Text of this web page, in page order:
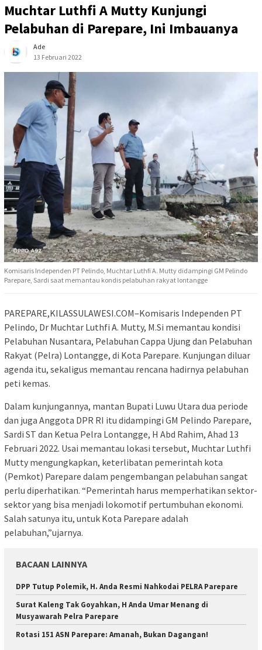
Muchtar Luthfi A Mutty Kunjungi
Pelabuhan di Parepare, Ini Imbauanya
Ade
13 Februari 2022
Komisaris Independen PT Pelindo, Muchtar Luthfi A. Mutty didampingi GM Pelindo
Parepare, Sardi saat memantau kondis pelabuhan rakyat lontangge
PAREPARE,KILASSULAWESI.COM–Komisaris Independen PT
Pelindo, Dr Muchtar Luthfi A. Mutty, M.Si memantau kondisi
Pelabuhan Nusantara, Pelabuhan Cappa Ujung dan Pelabuhan
Rakyat (Pelra) Lontangge, di Kota Parepare. Kunjungan diluar
agenda itu, sekaligus memantau rencana hadirnya pelabuhan
peti kemas.
Dalam kunjungannya, mantan Bupati Luwu Utara dua periode
dan juga Anggota DPR RI itu didampingi GM Pelindo Parepare,
Sardi ST dan Ketua Pelra Lontangge, H Abd Rahim, Ahad 13
Februari 2022. Usai memantau lokasi tersebut, Muchtar Luthfi
Mutty mengungkapkan, keterlibatan pemerintah kota
(Pemkot) Parepare dalam pengembangan pelabuhan sangat
perlu diperhatikan. “Pemerintah harus memperhatikan sektor-
sektor yang bisa menjadi lokomotif pertumbuhan ekonomi.
Salah satunya itu, untuk Kota Parepare adalah
pelabuhan,”ujarnya.
BACAAN LAINNYA
DPP Tutup Polemik, H. Anda Resmi Nahkodai PELRA Parepare
Surat Kaleng Tak Goyahkan, H Anda Umar Menang di
Musyawarah Pelra Parepare
Rotasi 151 ASN Parepare: Amanah, Bukan Dagangan!